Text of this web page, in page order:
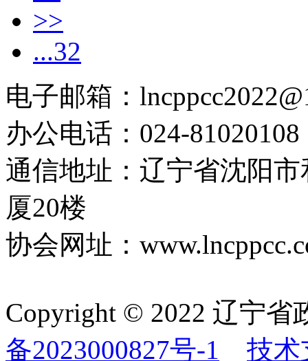
>>
...32
电子邮箱：
办公电话：024-81020108
通信地址：辽宁省沈阳
厦20楼
协会网址：
Copyright © 2022 辽宁
备2023000827号-1
技术